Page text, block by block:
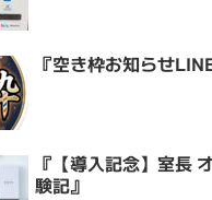
『空き枠お知らせ
『【導入記念】室長
験記』